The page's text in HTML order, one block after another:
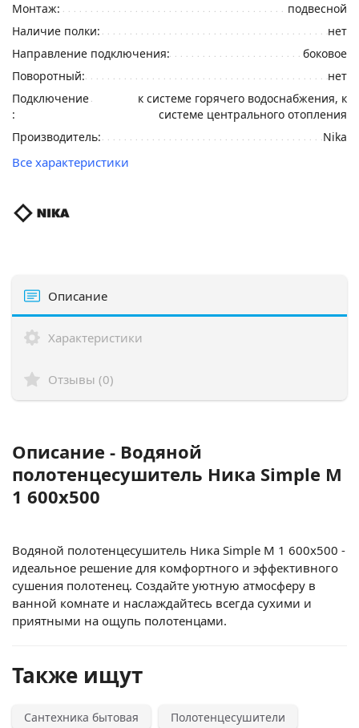
Монтаж:
подвесной
Наличие полки:
нет
Направление подключения:
боковое
Поворотный:
нет
Подключение
:
к системе горячего водоснабжения, к
системе центрального отопления
Производитель:
Nika
Все характеристики
Описание
Характеристики
Отзывы (0)
Описание - Водяной
полотенцесушитель Ника Simple М
1 600x500
Водяной полотенцесушитель Ника Simple М 1 600x500 -
идеальное решение для комфортного и эффективного
сушения полотенец. Создайте уютную атмосферу в
ванной комнате и наслаждайтесь всегда сухими и
приятными на ощупь полотенцами.
Также ищут
Сантехника бытовая Полотенцесушители